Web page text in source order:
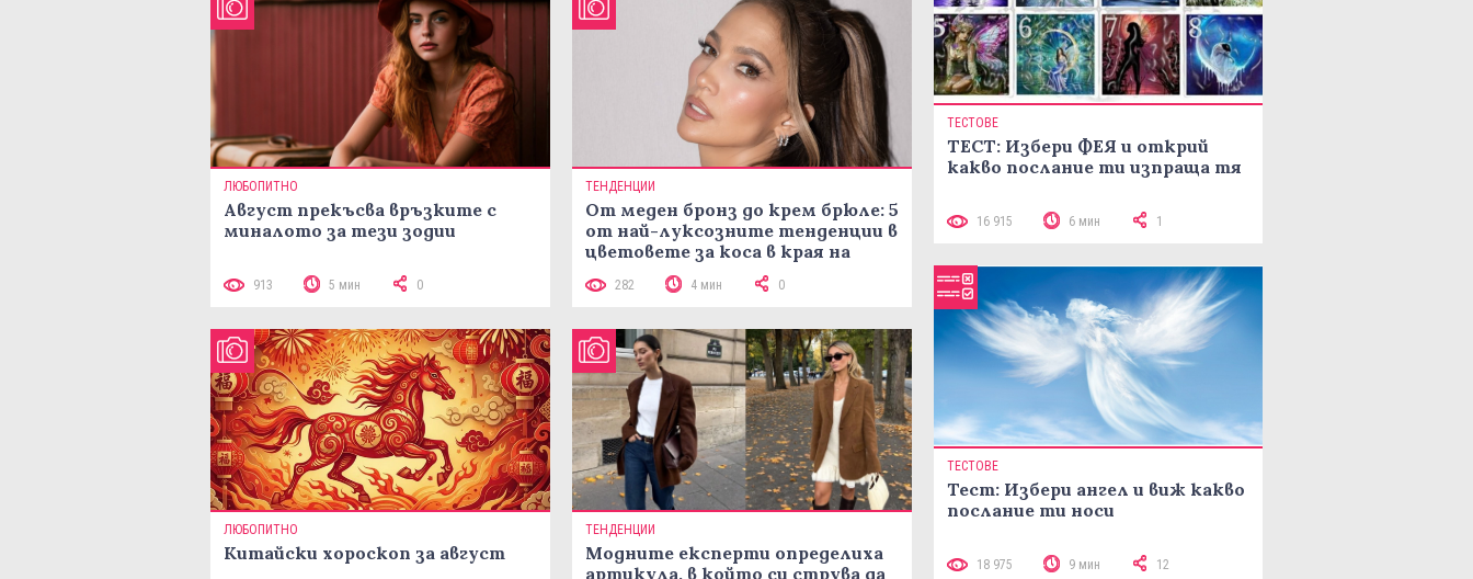
ЛЮБОПИТНО
Август прекъсва връзките с
миналото за тези зодии
913 5 мин 0
ТЕНДЕНЦИИ
От меден бронз до крем брюле: 5
от най-луксозните тенденции в
цветовете за коса в края на
282 4 мин 0
ЛЮБОПИТНО
Китайски хороскоп за август
ТЕНДЕНЦИИ
Модните експерти определиха
артикула, в който си струва да
ТЕСТОВЕ
ТЕСТ: Избери ФЕЯ и открий
какво послание ти изпраща тя
16 915 6 мин 1
ТЕСТОВЕ
Тест: Избери ангел и виж какво
послание ти носи
18 975 9 мин 12